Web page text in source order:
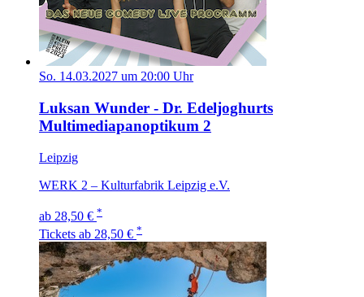
So. 14.03.2027 um 20:00 Uhr
Luksan Wunder - Dr. Edeljoghurts
Multimediapanoptikum 2
Leipzig
WERK 2 – Kulturfabrik Leipzig e.V.
ab 28,50 € *
Tickets ab 28,50 € *